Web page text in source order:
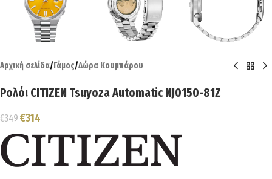
Αρχική σελίδα/Γάμος/Δώρα Κουμπάρου
Ρολόι CITIZEN Tsuyoza Automatic NJ0150-81Z
€349€314